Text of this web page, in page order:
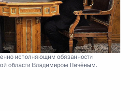
исполняющим обязанности
области Владимиром Печёным.